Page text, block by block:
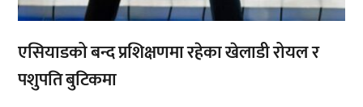
एसियाडको बन्द प्रशिक्षणमा रहेका खेलाडी रोयल र
पशुपति बुटिकमा